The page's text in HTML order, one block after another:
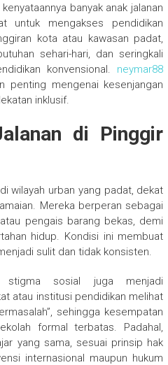
banyak anak jalanan
untuk mengakses pendidikan
kota atau kawasan padat,
sehari-hari, dan seringkali
konvensional. neymar88
penting mengenai kesenjangan
inklusif.
di Pinggir
wilayah urban yang padat, dekat
Mereka berperan sebagai
pengais barang bekas, demi
hidup. Kondisi ini membuat
sulit dan tidak konsisten.
stigma sosial juga menjadi
atau institusi pendidikan melihat
sehingga kesempatan
formal terbatas. Padahal,
yang sama, sesuai prinsip hak
internasional maupun hukum